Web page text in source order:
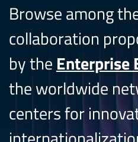
Browse among
collaboration
by the Enterprise
the worldwide
centers for